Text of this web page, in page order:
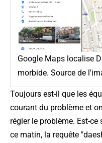
Google Maps localise
morbide. Source de
Toujours est-il que les
courant du problème et
régler le problème. Est-
ce matin, la requête